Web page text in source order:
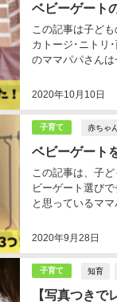
ベビーゲート
2020年10月10日
この記事は子ど
カトージ･ニトリ
のママパパさんは
子育て 赤ちゃん
ベビーゲート
2020年9月28日
この記事は、子
ビーゲート選び
と思っているマ
子育て 知育
【写真つき